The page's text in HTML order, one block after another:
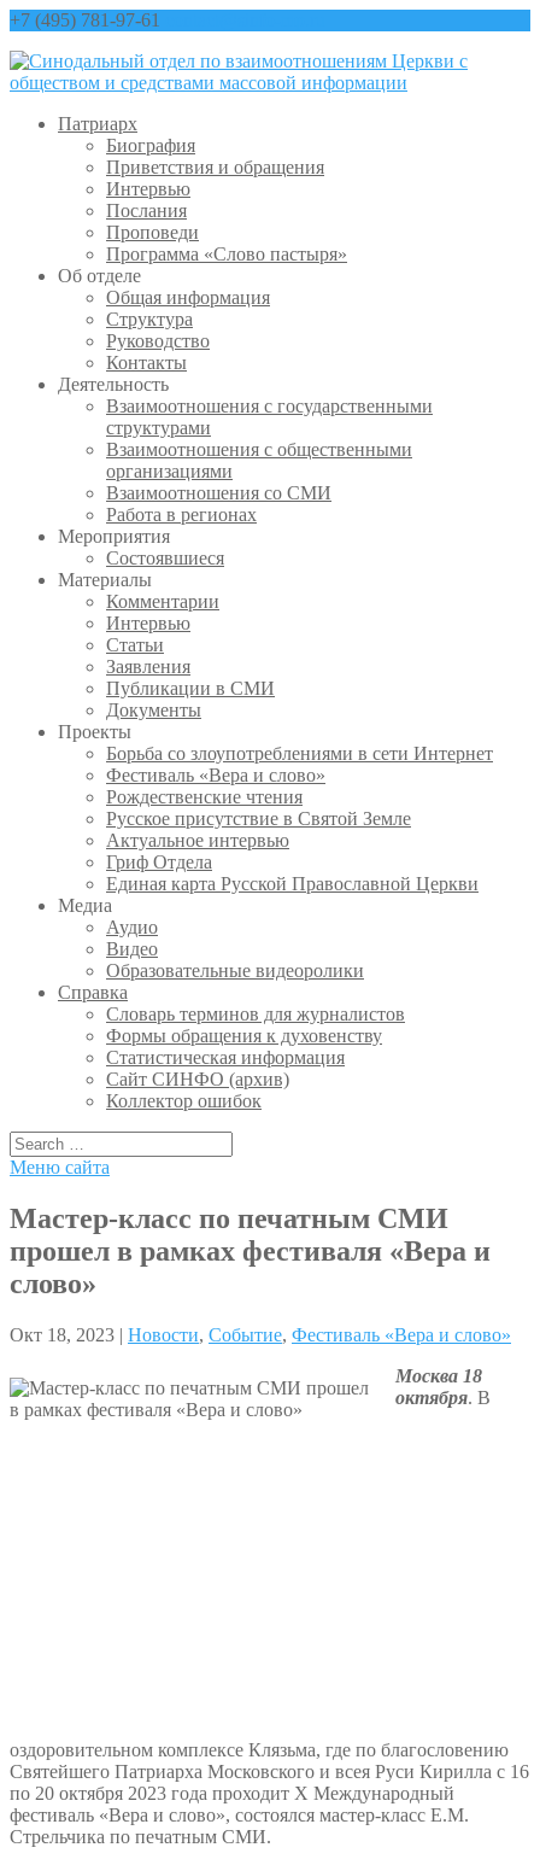
+7 (495) 781-97-61
Патриарх
Биография
Приветствия и обращения
Интервью
Послания
Проповеди
Программа «Слово пастыря»
Об отделе
Общая информация
Структура
Руководство
Контакты
Деятельность
Взаимоотношения с государственными
структурами
Взаимоотношения с общественными
организациями
Взаимоотношения со СМИ
Работа в регионах
Мероприятия
Состоявшиеся
Материалы
Комментарии
Интервью
Статьи
Заявления
Публикации в СМИ
Документы
Проекты
Борьба со злоупотреблениями в сети Интернет
Фестиваль «Вера и слово»
Рождественские чтения
Русское присутствие в Святой Земле
Актуальное интервью
Гриф Отдела
Единая карта Русской Православной Церкви
Медиа
Аудио
Видео
Образовательные видеоролики
Справка
Словарь терминов для журналистов
Формы обращения к духовенству
Статистическая информация
Сайт СИНФО (архив)
Коллектор ошибок
Меню сайта
Мастер-класс по печатным СМИ
прошел в рамках фестиваля «Вера и
слово»
Окт 18, 2023 | Новости, Событие, Фестиваль «Вера и слово»
Москва 18
октября. В
оздоровительном комплексе Клязьма, где по благословению
Святейшего Патриарха Московского и всея Руси Кирилла с 16
по 20 октября 2023 года проходит Х Международный
фестиваль «Вера и слово», состоялся мастер-класс Е.М.
Стрельчика по печатным СМИ.